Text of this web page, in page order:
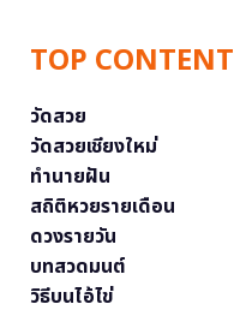
TOP CONTENT
วัดสวย
วัดสวยเชียงใหม่
ทำนายฝัน
สถิติหวยรายเดือน
ดวงรายวัน
บทสวดมนต์
วิธีบนไอ้ไข่